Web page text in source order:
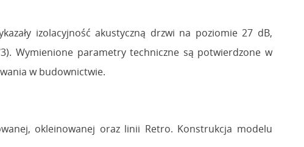
izolacyjność akustyczną drzwi na poziomie 27 dB,
Wymienione parametry techniczne są potwierdzone w
w budownictwie.
okleinowanej oraz linii Retro. Konstrukcja modelu